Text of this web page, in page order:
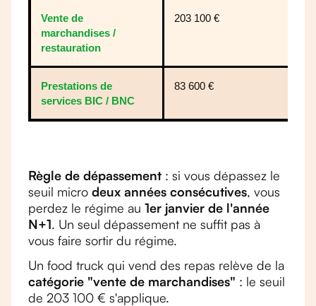
Vente de
marchandises /
restauration
203 100 €
Prestations de
services BIC / BNC
83 600 €
Règle de dépassement : si vous dépassez le
seuil micro deux années consécutives, vous
perdez le régime au 1er janvier de l'année
N+1. Un seul dépassement ne suffit pas à
vous faire sortir du régime.
Un food truck qui vend des repas relève de la
catégorie "vente de marchandises" : le seuil
de 203 100 € s'applique.